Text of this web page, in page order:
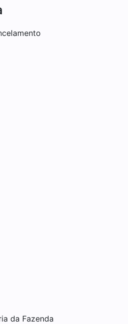
da Fazenda